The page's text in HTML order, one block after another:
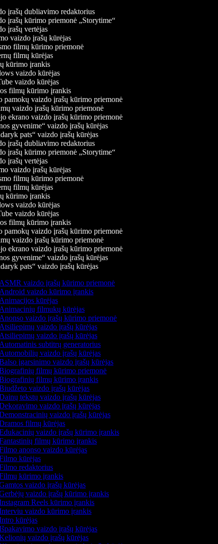
įrašų dubliavimo redaktorius
įrašų kūrimo priemonė „Storytime“
įrašų vertėjas
vaizdo įrašų kūrėjas
filmų kūrimo priemonė
filmų kūrėjas
kūrimo įrankis
vaizdo kūrėjas
vaizdo kūrėjas
filmų kūrimo įrankis
vaizdo įrašų kūrimo priemonė
vaizdo įrašų kūrimo priemonė
ekrano vaizdo įrašų kūrimo priemonė
gyvenime“ vaizdo įrašų kūrėjas
pats“ vaizdo įrašų kūrėjas
įrašų dubliavimo redaktorius
įrašų kūrimo priemonė „Storytime“
įrašų vertėjas
vaizdo įrašų kūrėjas
filmų kūrimo priemonė
filmų kūrėjas
kūrimo įrankis
vaizdo kūrėjas
vaizdo kūrėjas
filmų kūrimo įrankis
vaizdo įrašų kūrimo priemonė
vaizdo įrašų kūrimo priemonė
ekrano vaizdo įrašų kūrimo priemonė
gyvenime“ vaizdo įrašų kūrėjas
pats“ vaizdo įrašų kūrėjas
vaizdo įrašų kūrimo priemonė
vaizdo kūrimo įrankis
kūrėjas
filmukų kūrėjas
vaizdo įrašų kūrimo priemonė
vaizdo įrašų kūrėjas
vaizdo įrašų kūrėjas
subtitrų generatorius
vaizdo įrašų kūrėjas
įgarsinimo vaizdo įrašų kūrėjas
filmų kūrimo priemonė
filmų kūrimo įrankis
vaizdo įrašų kūrėjas
tekstų vaizdo įrašų kūrėjas
vaizdo įrašų kūrėjas
vaizdo įrašų kūrėjas
filmų kūrėjas
vaizdo įrašų kūrimo įrankis
filmų kūrimo įrankis
anonso vaizdo kūrėjas
kūrėjas
redaktorius
kūrimo įrankis
vaizdo įrašų kūrėjas
vaizdo įrašų kūrimo įrankis
Reels kūrimo įrankis
vaizdo kūrimo įrankis
kūrėjas
vaizdo įrašų kūrėjas
vaizdo įrašų kūrėjas